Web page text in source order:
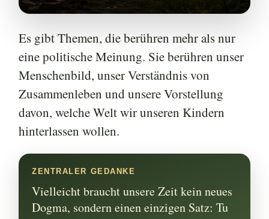
Es gibt Themen, die berühren mehr als nur
eine politische Meinung. Sie berühren unser
Menschenbild, unser Verständnis von
Zusammenleben und unsere Vorstellung
davon, welche Welt wir unseren Kindern
hinterlassen wollen.
ZENTRALER GEDANKE
Vielleicht braucht unsere Zeit kein neues
Dogma, sondern einen einzigen Satz: Tu